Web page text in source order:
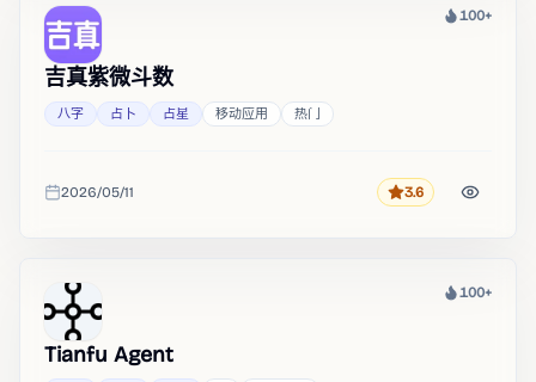
热度
100+
吉真紫微斗数
八字 占卜 占星 移动应用 热门
收录时间
2026/05/11 评分3.6
热度
100+
Tianfu Agent